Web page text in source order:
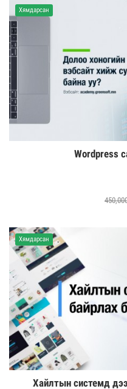
Хямдарсан
Wordpress
Хямдарсан
Хайлтын системд